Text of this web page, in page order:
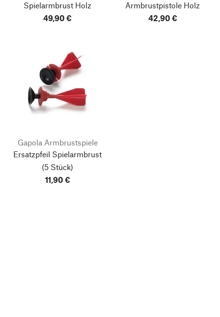
Spielarmbrust Holz
49,90 €
Armbrustpistole Holz
42,90 €
Gapola Armbrustspiele
Ersatzpfeil Spielarmbrust
(5 Stück)
11,90 €